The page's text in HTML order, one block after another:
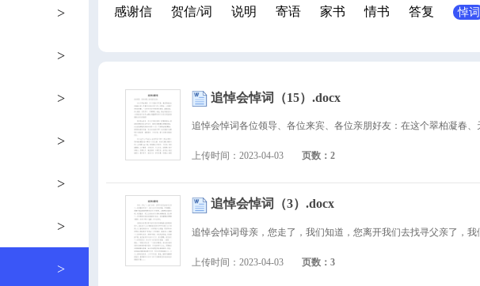
>
>
>
>
>
>
>
感谢信 贺信/词 说明 寄语 家书 情书 答复 悼词
追悼会悼词（15）.docx
上传时间：2023-04-03 页数：2
追悼会悼词（3）.docx
上传时间：2023-04-03 页数：3